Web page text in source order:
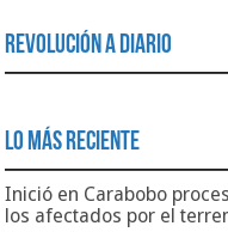
Revolución a Diario
Lo Más Reciente
Inició en Carabobo
los afectados por el